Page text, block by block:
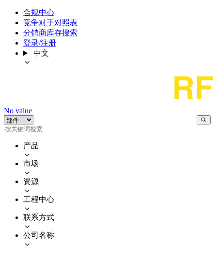
合规中心
竞争对手对照表
分销商库存搜索
登录/注册
中文
No value
产品
市场
资源
工程中心
联系方式
公司名称